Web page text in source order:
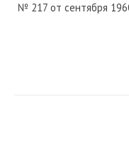
№ 217 от сентября